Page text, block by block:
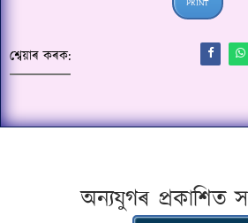
PRINT
শ্বেয়াৰ কৰক:
অন্যযুগৰ প্ৰকাশিত